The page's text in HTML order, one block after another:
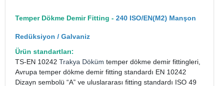
Temper Dökme Demir Fitting - 240 ISO/EN(M2) Manşon
Redüksiyon / Galvaniz
Ürün standartları:
TS-EN 10242 Trakya Döküm temper dökme demir fittingleri,
Avrupa temper dökme demir fitting standardı EN 10242
Dizayn sembolü “A” ve uluslararası fitting standardı ISO 49